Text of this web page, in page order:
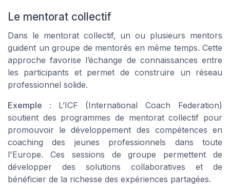
Le mentorat collectif
Dans le mentorat collectif, un ou plusieurs mentors
guident un groupe de mentorés en même temps. Cette
approche favorise l’échange de connaissances entre
les participants et permet de construire un réseau
professionnel solide.
Exemple : L’ICF (International Coach Federation)
soutient des programmes de mentorat collectif pour
promouvoir le développement des compétences en
coaching des jeunes professionnels dans toute
l'Europe. Ces sessions de groupe permettent de
développer des solutions collaboratives et de
bénéficier de la richesse des expériences partagées.